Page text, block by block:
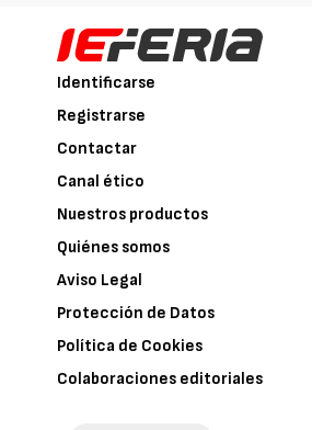
Identificarse
Registrarse
Contactar
Canal ético
Nuestros productos
Quiénes somos
Aviso Legal
Protección de Datos
Política de Cookies
Colaboraciones editoriales